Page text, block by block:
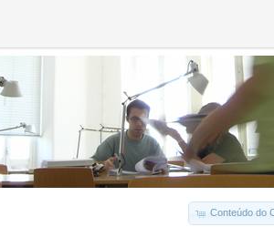
Conteúdo do